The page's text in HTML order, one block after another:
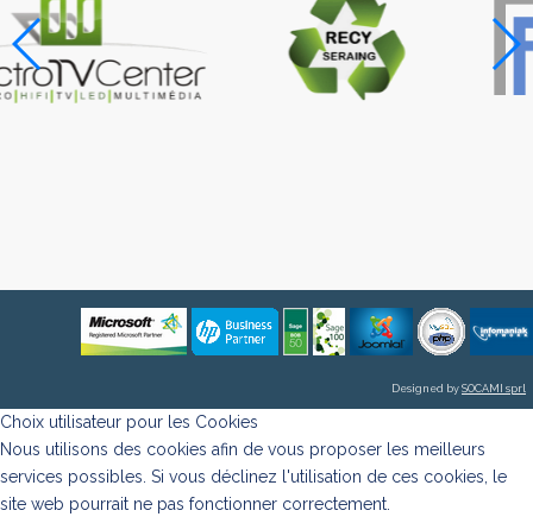
Designed by SOCAMI sprl
Choix utilisateur pour les Cookies
Nous utilisons des cookies afin de vous proposer les meilleurs
services possibles. Si vous déclinez l'utilisation de ces cookies, le
site web pourrait ne pas fonctionner correctement.